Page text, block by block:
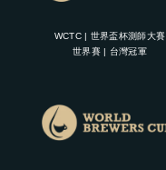
WCTC | 世界盃杯測師大賽
世界賽 | 台灣冠軍